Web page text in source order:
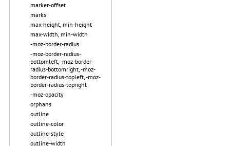
marker-offset
marks
max-height, min-height
max-width, min-width
-moz-border-radius
-moz-border-radius-
bottomleft, -moz-border-
radius-bottomright, -moz-
border-radius-topleft, -moz-
border-radius-topright
-moz-opacity
orphans
outline
outline-color
outline-style
outline-width